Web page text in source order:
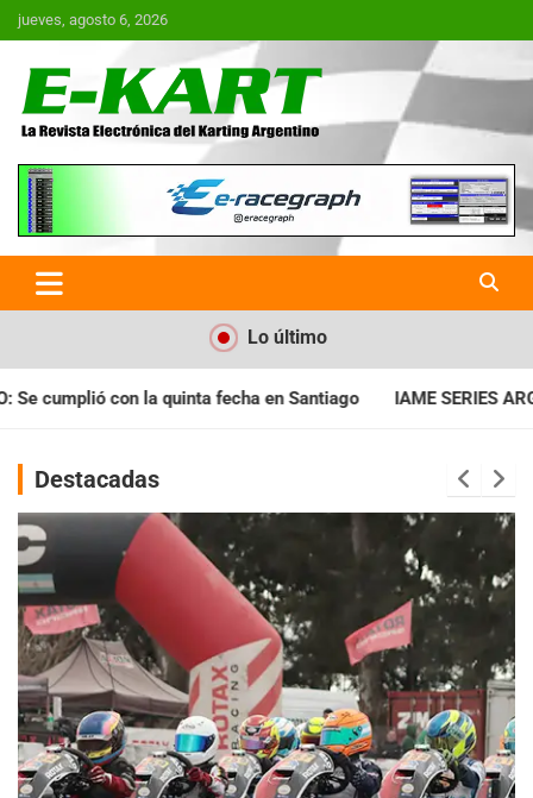
Saltar
al
jueves, agosto 6, 2026
E-Kart.com.ar | La Revista
Electrónica del Karting en
Argentina
Lo último
en Santiago IAME SERIES ARGENTINA: Horarios para la
Destacadas